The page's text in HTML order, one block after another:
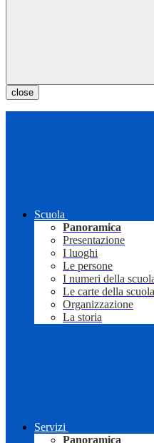
close
Scuola
Panoramica
Presentazione
I luoghi
Le persone
I numeri della
Le carte della scuola
Organizzazione
La storia
Servizi
Panoramica